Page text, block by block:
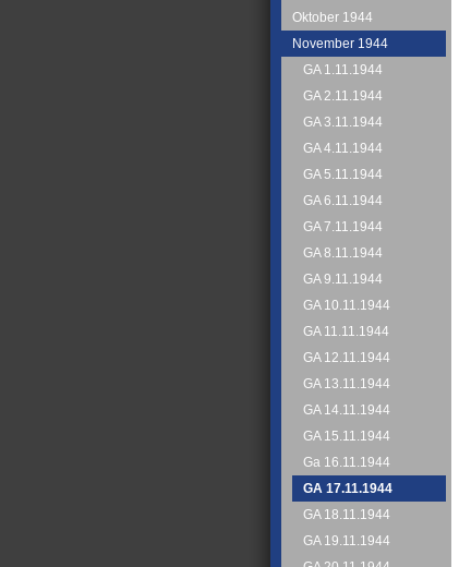
Oktober 1944
November 1944
GA 1.11.1944
GA 2.11.1944
GA 3.11.1944
GA 4.11.1944
GA 5.11.1944
GA 6.11.1944
GA 7.11.1944
GA 8.11.1944
GA 9.11.1944
GA 10.11.1944
GA 11.11.1944
GA 12.11.1944
GA 13.11.1944
GA 14.11.1944
GA 15.11.1944
Ga 16.11.1944
GA 17.11.1944
GA 18.11.1944
GA 19.11.1944